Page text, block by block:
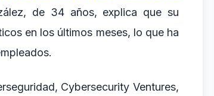
de 34 años, explica que su
en los últimos meses, lo que ha
Cybersecurity Ventures,